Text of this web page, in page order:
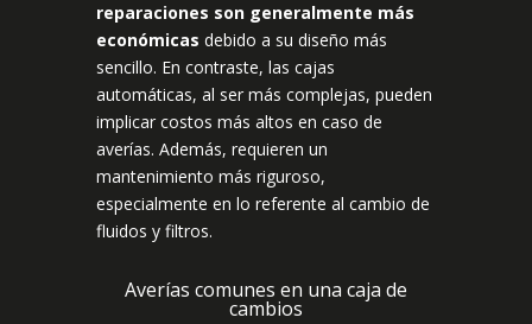
reparaciones son generalmente más
económicas debido a su diseño más
sencillo. En contraste, las cajas
automáticas, al ser más complejas, pueden
implicar costos más altos en caso de
averías. Además, requieren un
mantenimiento más riguroso,
especialmente en lo referente al cambio de
fluidos y filtros.
Averías comunes en una caja de
cambios